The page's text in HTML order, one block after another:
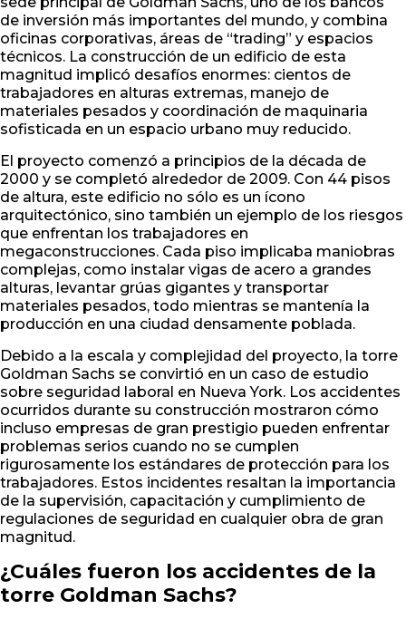
de inversión más importantes del mundo, y combina
oficinas corporativas, áreas de “trading” y espacios
técnicos. La construcción de un edificio de esta
magnitud implicó desafíos enormes: cientos de
trabajadores en alturas extremas, manejo de
materiales pesados y coordinación de maquinaria
sofisticada en un espacio urbano muy reducido.
El proyecto comenzó a principios de la década de
2000 y se completó alrededor de 2009. Con 44 pisos
de altura, este edificio no sólo es un ícono
arquitectónico, sino también un ejemplo de los riesgos
que enfrentan los trabajadores en
megaconstrucciones. Cada piso implicaba maniobras
complejas, como instalar vigas de acero a grandes
alturas, levantar grúas gigantes y transportar
materiales pesados, todo mientras se mantenía la
producción en una ciudad densamente poblada.
Debido a la escala y complejidad del proyecto, la torre
Goldman Sachs se convirtió en un caso de estudio
sobre seguridad laboral en Nueva York. Los accidentes
ocurridos durante su construcción mostraron cómo
incluso empresas de gran prestigio pueden enfrentar
problemas serios cuando no se cumplen
rigurosamente los estándares de protección para los
trabajadores. Estos incidentes resaltan la importancia
de la supervisión, capacitación y cumplimiento de
regulaciones de seguridad en cualquier obra de gran
magnitud.
¿Cuáles fueron los accidentes de la
torre Goldman Sachs?